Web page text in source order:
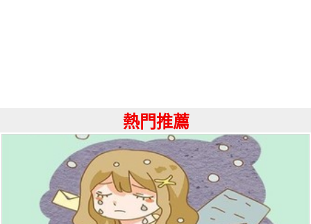
熱門推薦